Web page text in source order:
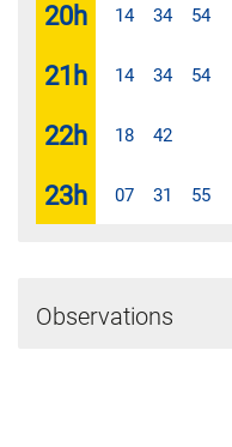
20h 14 34 54
21 h 14 34 54
22h 18 42
23h 07 31 55
Observations